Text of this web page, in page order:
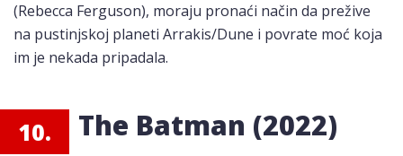
(Rebecca Ferguson), moraju pronaći način da prežive
na pustinjskoj planeti Arrakis/Dune i povrate moć koja
im je nekada pripadala.
10. The Batman (2022)